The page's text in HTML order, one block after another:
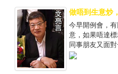
做唔到生意炒
今早開例會，
意，如果唔達
同事朋友又面